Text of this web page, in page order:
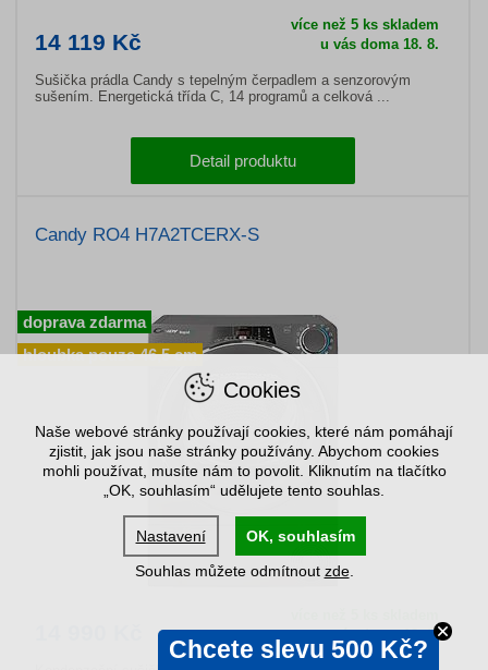
14 119 Kč
více než 5 ks skladem
u vás doma 18. 8.
Sušička prádla Candy s tepelným čerpadlem a senzorovým
sušením. Energetická třída C, 14 programů a celková ...
Detail produktu
Candy RO4 H7A2TCERX-S
u vás doma 18. 8.
doprava zdarma
hloubka pouze 46,5 cm
Cookies
Naše webové stránky používají cookies, které nám pomáhají
zjistit, jak jsou naše stránky používány. Abychom cookies
mohli používat, musíte nám to povolit. Kliknutím na tlačítko
„OK, souhlasím“ udělujete tento souhlas.
Nastavení
OK, souhlasím
Souhlas můžete odmítnout zde.
Chcete slevu 500 Kč?